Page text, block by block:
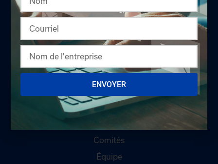
LA CHAMBRE
Offres d'emploi
Appel d'offres
Comités
Équipe
ENVOYER